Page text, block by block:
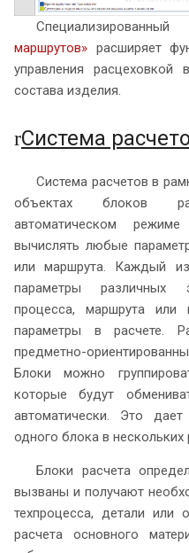
Специализированный
маршрутов» расширяет
управления расцеховкой
состава изделия.
rСистема
Система расчетов в
объектах блоков
автоматическом
вычислять любые
или маршрута. Каждый
параметры различных
процесса, маршрута или
параметры в расчете.
предметно-
Блоки можно
которые будут
автоматически. Это
одного блока в нескольких
Блоки расчета
вызваны и получают
техпроцесса, детали или
расчета основного